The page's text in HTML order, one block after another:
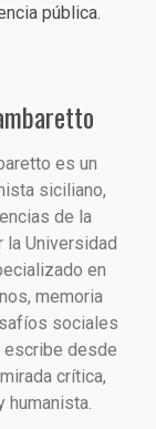
pública.
es un
siciliano,
de la
la Universidad
en
memoria
sociales
escribe desde
crítica,
humanista.